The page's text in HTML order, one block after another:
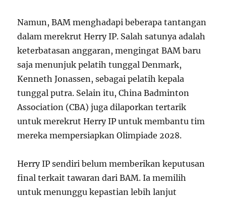
Namun, BAM menghadapi beberapa tantangan
dalam merekrut Herry IP. Salah satunya adalah
keterbatasan anggaran, mengingat BAM baru
saja menunjuk pelatih tunggal Denmark,
Kenneth Jonassen, sebagai pelatih kepala
tunggal putra. Selain itu, China Badminton
Association (CBA) juga dilaporkan tertarik
untuk merekrut Herry IP untuk membantu tim
mereka mempersiapkan Olimpiade 2028.
Herry IP sendiri belum memberikan keputusan
final terkait tawaran dari BAM. Ia memilih
untuk menunggu kepastian lebih lanjut